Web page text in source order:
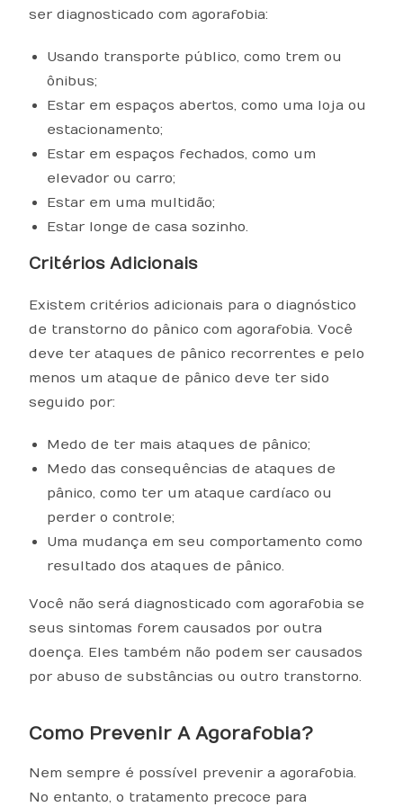
ser diagnosticado com agorafobia:
Usando transporte público, como trem ou
ônibus;
Estar em espaços abertos, como uma loja ou
estacionamento;
Estar em espaços fechados, como um
elevador ou carro;
Estar em uma multidão;
Estar longe de casa sozinho.
Critérios Adicionais
Existem critérios adicionais para o diagnóstico
de transtorno do pânico com agorafobia. Você
deve ter ataques de pânico recorrentes e pelo
menos um ataque de pânico deve ter sido
seguido por:
Medo de ter mais ataques de pânico;
Medo das consequências de ataques de
pânico, como ter um ataque cardíaco ou
perder o controle;
Uma mudança em seu comportamento como
resultado dos ataques de pânico.
Você não será diagnosticado com agorafobia se
seus sintomas forem causados ​​por outra
doença. Eles também não podem ser causados ​​
por abuso de substâncias ou outro transtorno.
Como Prevenir A Agorafobia?
Nem sempre é possível prevenir a agorafobia.
No entanto, o tratamento precoce para